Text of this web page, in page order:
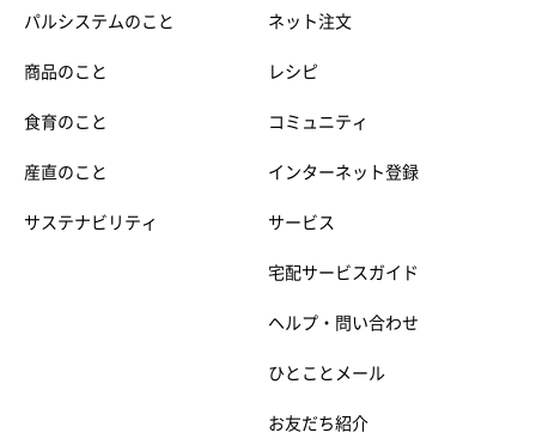
パルシステムのこと
商品のこと
食育のこと
産直のこと
サステナビリティ
ネット注文
レシピ
コミュニティ
インターネット登録
サービス
宅配サービスガイド
ヘルプ・問い合わせ
ひとことメール
お友だち紹介